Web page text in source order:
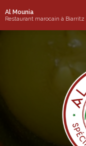
auAl Mounia
Restaurant marocain à Biarritz